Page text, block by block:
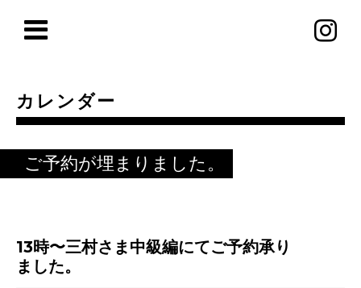
カレンダー
ご予約が埋まりました。
13時〜三村さま中級編にてご予約承り
ました。